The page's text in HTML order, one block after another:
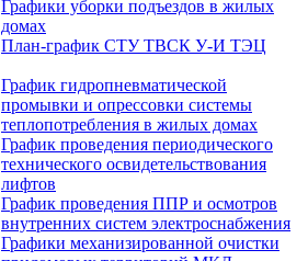
Графики уборки подъездов в жилых
домах
План-график СТУ ТВСК У-И ТЭЦ
График гидропневматической
промывки и опрессовки системы
теплопотребления в жилых домах
График проведения периодического
технического освидетельствования
лифтов
График проведения ППР и осмотров
внутренних систем электроснабжения
Графики механизированной очистки